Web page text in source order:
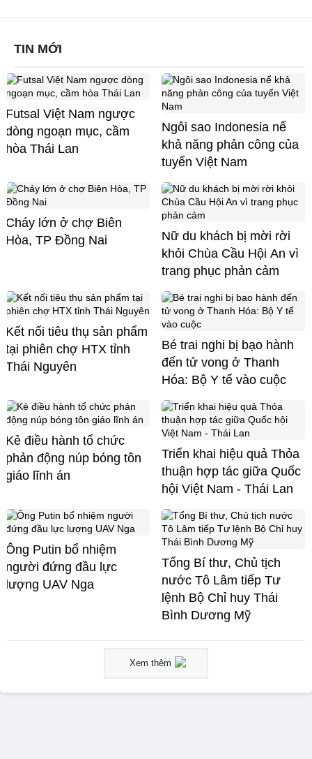
TIN MỚI
Futsal Việt Nam ngược
dòng ngoạn mục, cầm
hòa Thái Lan
Ngôi sao Indonesia nể
khả năng phản công của
tuyển Việt Nam
Cháy lớn ở chợ Biên
Hòa, TP Đồng Nai
Nữ du khách bị mời rời
khỏi Chùa Cầu Hội An vì
trang phục phản cảm
Kết nối tiêu thụ sản phẩm
tại phiên chợ HTX tỉnh
Thái Nguyên
Bé trai nghi bị bạo hành
đến tử vong ở Thanh
Hóa: Bộ Y tế vào cuộc
Kẻ điều hành tổ chức
phản động núp bóng tôn
giáo lĩnh án
Triển khai hiệu quả Thỏa
thuận hợp tác giữa Quốc
hội Việt Nam - Thái Lan
Ông Putin bổ nhiệm
người đứng đầu lực
lượng UAV Nga
Tổng Bí thư, Chủ tịch
nước Tô Lâm tiếp Tư
lệnh Bộ Chỉ huy Thái
Bình Dương Mỹ
Xem thêm